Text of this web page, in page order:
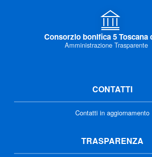
Consorzio bonifica 5 Toscana
Amministrazione Trasparente
CONTATTI
Contatti in aggiornamento
TRASPARENZA